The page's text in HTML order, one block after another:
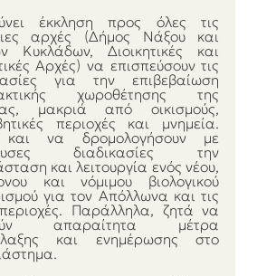
έκκληση προς όλες τις
αρχές (Δήμος Νάξου και
Κυκλάδων, Διοικητικές και
Αρχές) να επισπεύσουν τις
για την επιβεβαίωση
χωροθέτησης της
μακριά από οικισμούς,
περιοχές και μνημεία.
να δρομολογήσουν με
διαδικασίες την
και λειτουργία ενός νέου,
και νόμιμου βιολογικού
για τον Απόλλωνα και τις
Παράλληλα, ζητά να
απαραίτητα μέτρα
και ενημέρωσης στο